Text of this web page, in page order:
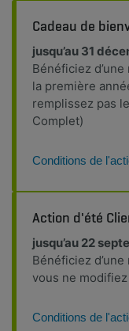
Cadeau de
jusqu’au 31
Bénéficiez
la première
remplissez pas
Complet)
Conditions de
Action d'été
jusqu’au 22
Bénéficiez
vous ne
Conditions de